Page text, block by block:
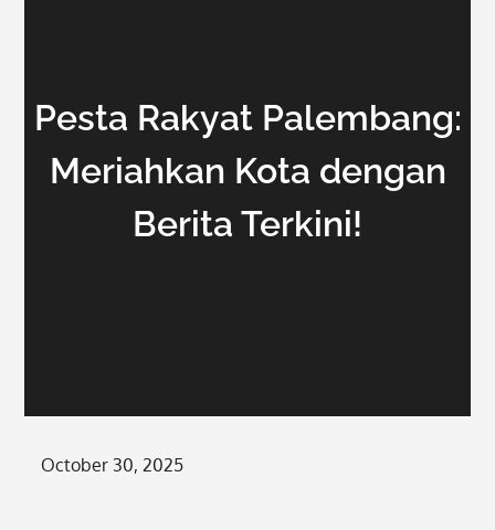
Pesta Rakyat Palembang:
Meriahkan Kota dengan
Berita Terkini!
Posted
October 30, 2025